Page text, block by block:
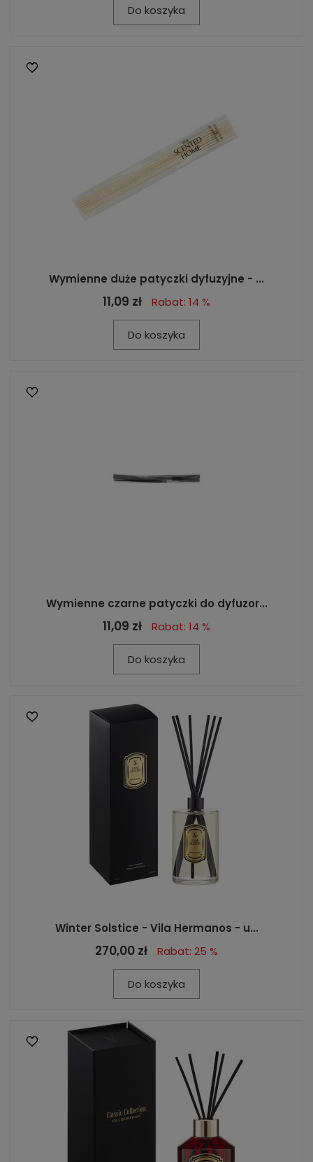
Do koszyka
Wymienne duże patyczki dyfuzyjne - ...
11,09 zł Rabat: 14 %
Do koszyka
Wymienne czarne patyczki do dyfuzor...
11,09 zł Rabat: 14 %
Do koszyka
Winter Solstice - Vila Hermanos - u...
270,00 zł Rabat: 25 %
Do koszyka